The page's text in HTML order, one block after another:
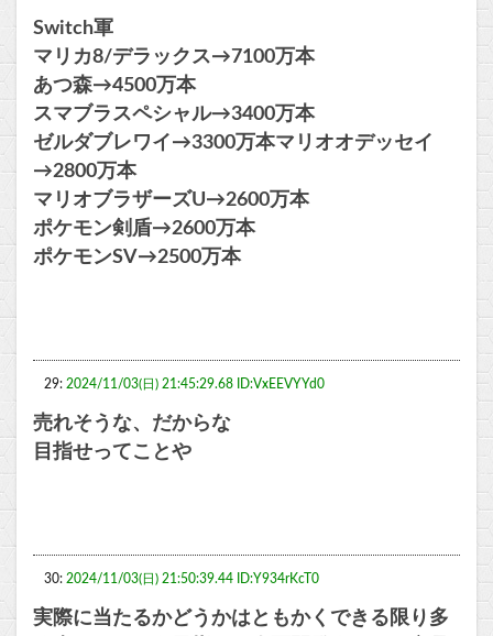
Switch軍
マリカ8/デラックス→7100万本
あつ森→4500万本
スマブラスペシャル→3400万本
ゼルダブレワイ→3300万本マリオオデッセイ
→2800万本
マリオブラザーズU→2600万本
ポケモン剣盾→2600万本
ポケモンSV→2500万本
29: 2024/11/03(日) 21:45:29.68 ID:VxEEVYYd0
売れそうな、だからな
目指せってことや
30: 2024/11/03(日) 21:50:39.44 ID:Y934rKcT0
実際に当たるかどうかはともかくできる限り多